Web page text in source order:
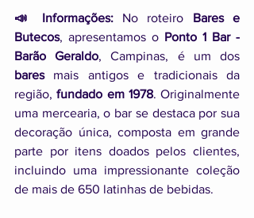
📣 Informações: No roteiro Bares e
Butecos, apresentamos o Ponto 1 Bar -
Barão Geraldo
bares mais antigos e tradicionais da
região, fundado em 1978. Originalmente
uma mercearia, o bar se destaca por sua
decoração única, composta em grande
parte por itens doados pelos clientes,
incluindo uma impressionante coleção
de mais de 650 latinhas de bebidas.